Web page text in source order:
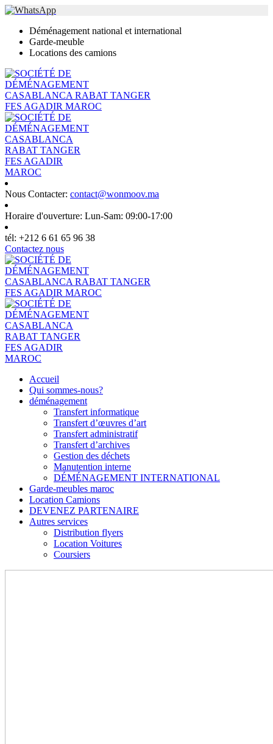
Déménagement national et international
Garde-meuble
Locations des camions
Nous Contacter: contact@wonmoov.ma
Horaire d'ouverture: Lun-Sam: 09:00-17:00
tél: +212 6 61 65 96 38
Contactez nous
Accueil
Qui sommes-nous?
déménagement
Transfert informatique
Transfert d’œuvres d’art
Transfert administratif
Transfert d’archives
Gestion des déchets
Manutention interne
DÉMÉNAGEMENT INTERNATIONAL
Garde-meubles maroc
Location Camions
DEVENEZ PARTENAIRE
Autres services
Distribution flyers
Location Voitures
Coursiers